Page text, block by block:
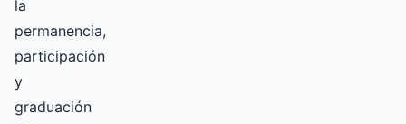
la
permanencia,
participación
y
graduación